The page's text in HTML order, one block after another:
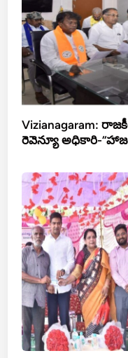
Vizianagaram:
రెవెన్యూ అధికారి-